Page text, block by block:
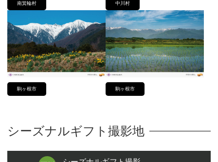
南箕輪村 中川村
駒ヶ根市 駒ヶ根市
シーズナルギフト撮影地